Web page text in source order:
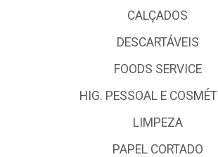
CALÇADOS
DESCARTÁVEIS
FOODS SERVICE
HIG. PESSOAL E
LIMPEZA
PAPEL CORTADO